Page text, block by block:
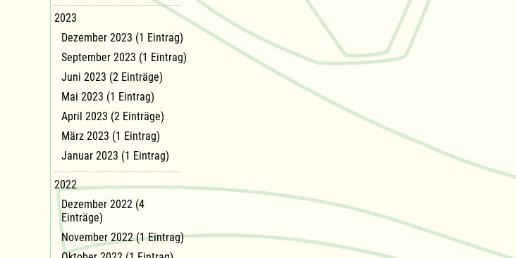
2023
Dezember 2023 (1 Eintrag)
September 2023 (1 Eintrag)
Juni 2023 (2 Einträge)
Mai 2023 (1 Eintrag)
April 2023 (2 Einträge)
März 2023 (1 Eintrag)
Januar 2023 (1 Eintrag)
2022
Dezember 2022 (4
Einträge)
November 2022 (1 Eintrag)